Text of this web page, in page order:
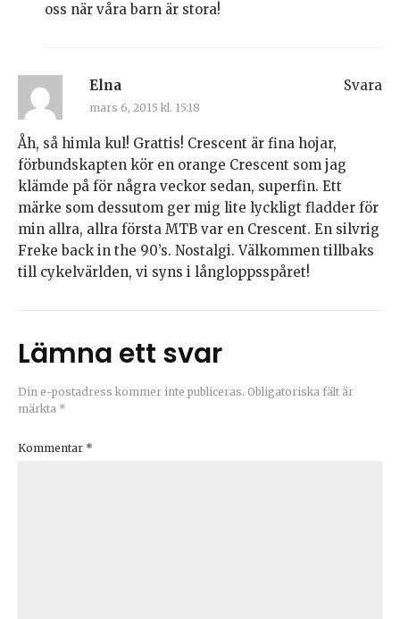
oss när våra barn är stora!
Elna
mars 6, 2015 kl. 15:18
Åh, så himla kul! Grattis! Crescent är fina hojar,
förbundskapten kör en orange Crescent som jag
klämde på för några veckor sedan, superfin. Ett
märke som dessutom ger mig lite lyckligt fladder för
min allra, allra första MTB var en Crescent. En silvrig
Freke back in the 90’s. Nostalgi. Välkommen tillbaks
till cykelvärlden, vi syns i långloppsspåret!
Svara
Lämna ett svar
Din e-postadress kommer inte publiceras. Obligatoriska fält är
märkta *
Kommentar *